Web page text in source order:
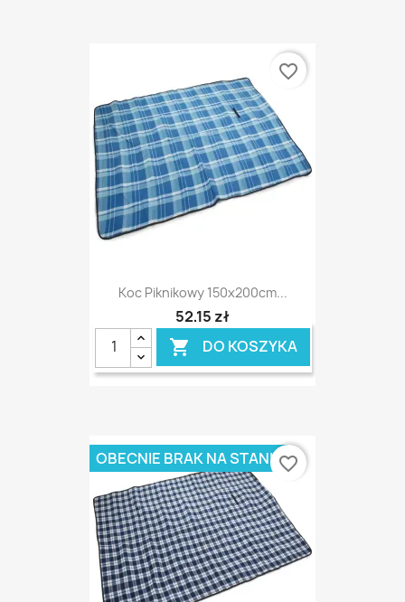
Koc Piknikowy 150x200cm...
52,15 zł
 DO KOSZYKA
favorite_border
OBECNIE BRAK NA STANIEfavorite_border